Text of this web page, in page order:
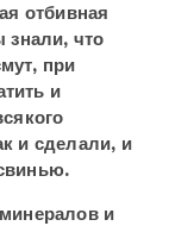
отбивная
что
при
и
и сделали, и
и